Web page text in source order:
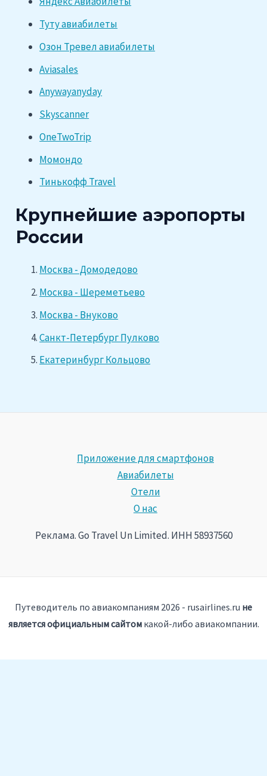
Туту авиабилеты
Озон Тревел авиабилеты
Aviasales
Anywayanyday
Skyscanner
OneTwoTrip
Момондо
Тинькофф Travel
Крупнейшие аэропорты
России
Москва - Домодедово
Москва - Шереметьево
Москва - Внуково
Санкт-Петербург Пулково
Екатеринбург Кольцово
Приложение для смартфонов
Авиабилеты
Отели
О нас
Реклама. Go Travel Un Limited. ИНН 58937560
Путеводитель по авиакомпаниям 2026 - rusairlines.ru не
является официальным сайтомкакой-либо авиакомпании.